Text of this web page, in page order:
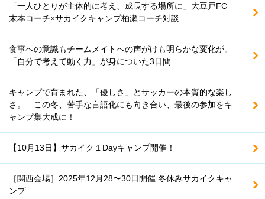
「一人ひとりが主体的に考え、成長する場所に」大豆戸FC
末本コーチ×サカイクキャンプ柏瀬コーチ対談
食事への意識もチームメイトへの声がけも明らかな変化が。
「自分で考えて動く力」が身についた3日間
キャンプで育まれた、「優しさ」とサッカーの本質的な楽し
さ。 この冬、苦手な言語化にも向き合い、最後の参加をキ
ャンプ集大成に！
【10月13日】サカイク１Dayキャンプ開催！
［関西会場］2025年12月28〜30日開催 冬休みサカイクキャ
ンプ